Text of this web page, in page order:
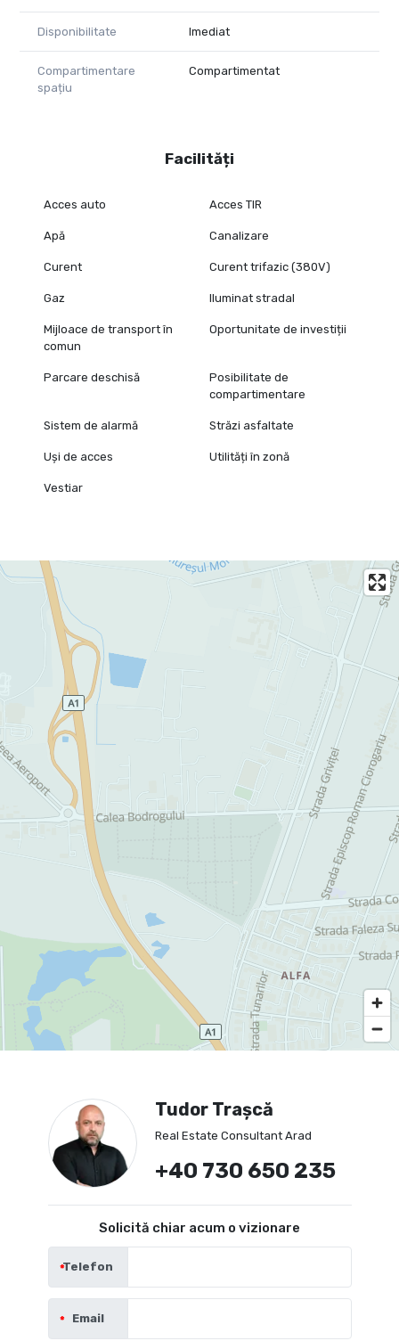
Disponibilitate Imediat
Compartimentare
spațiu
Compartimentat
Facilități
Acces auto Acces TIR
Apă Canalizare
Curent Curent trifazic (380V)
Gaz Iluminat stradal
Mijloace de transport în
comun
Oportunitate de investiții
Parcare deschisă
Posibilitate de
compartimentare
Sistem de alarmă Străzi asfaltate
Uși de acces Utilități în zonă
Vestiar
Tudor Trașcă
Real Estate Consultant Arad
+40 730 650 235
Solicită chiar acum o vizionare
Telefon
Email